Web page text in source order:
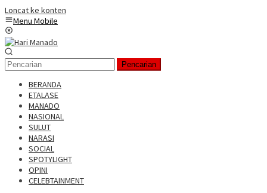
Loncat ke konten
Menu Mobile
Pencarian
BERANDA
ETALASE
MANADO
NASIONAL
SULUT
NARASI
SOCIAL
SPOTYLIGHT
OPINI
CELEBTAINMENT